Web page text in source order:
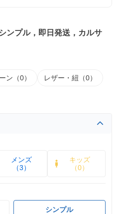
ンプル，即日発送，カルサ
ン（0） レザー・紐（0）
メンズ
（3）
キッズ
（0）
シンプル